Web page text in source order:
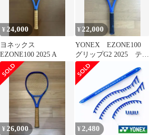
¥24,000
ヨネックス
EZONE100 2025 A
¥22,000
YONEX EZONE100
グリップG2 2025 テニ
スラケットヨネックス
¥ 26,000 ¥ 2,480